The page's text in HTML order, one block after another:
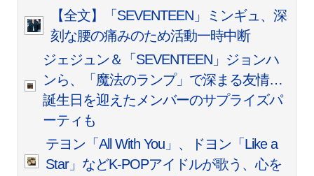
【全文】「SEVENTEEN」ミンギュ、深
刻な腰の痛みのため活動一時中断
ジェジュン＆「SEVENTEEN」ジョンハ
ンら、「魔法のランプ」で深まる友情…
誕生日を迎えたメンバーのサプライズパ
ーティも
テヨン「All With You」、ドヨン「Like a
Star」などK-POPアイドルが歌う、心を